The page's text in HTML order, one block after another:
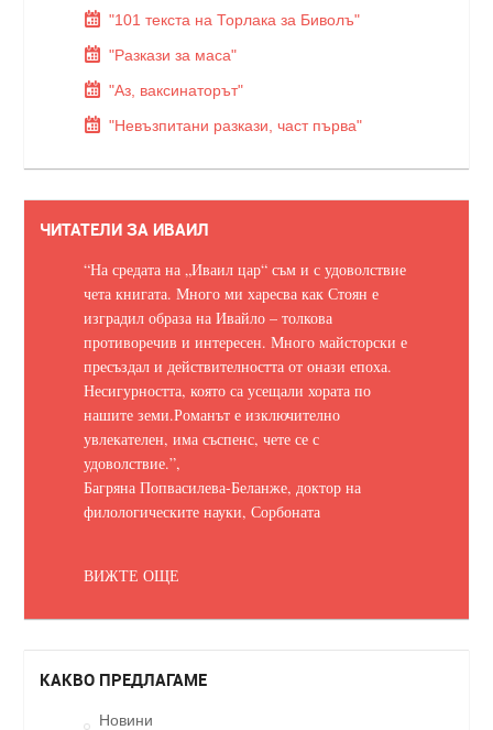
"101 текста на Торлака за Биволъ"
"Разкази за маса"
"Аз, ваксинаторът"
"Невъзпитани разкази, част първа"
ЧИТАТЕЛИ ЗА ИВАИЛ
“На средата на „Иваил цар“ съм и с удоволствие
чета книгата. Много ми харесва как Стоян е
изградил образа на Ивайло – толкова
противоречив и интересен. Много майсторски е
пресъздал и действителността от онази епоха.
Несигурността, която са усещали хората по
нашите земи.Романът е изключително
увлекателен, има съспенс, чете се с
удоволствие.”,
Багряна Попвасилева-Беланже, доктор на
филологическите науки, Сорбоната
ВИЖТЕ ОЩЕ
КАКВО ПРЕДЛАГАМЕ
Новини